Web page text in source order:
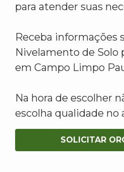
para atender suas
Receba informações
Nivelamento de Solo
em Campo Limpo
Na hora de escolher
escolha qualidade
SOLICITAR